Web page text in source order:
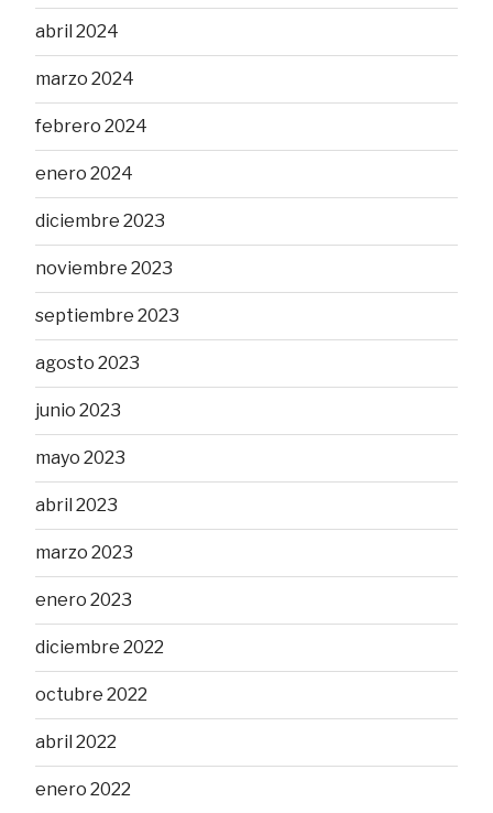
abril 2024
marzo 2024
febrero 2024
enero 2024
diciembre 2023
noviembre 2023
septiembre 2023
agosto 2023
junio 2023
mayo 2023
abril 2023
marzo 2023
enero 2023
diciembre 2022
octubre 2022
abril 2022
enero 2022